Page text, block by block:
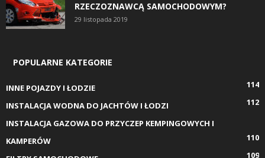
RZECZOZNAWCĄ SAMOCHODOWYM?
29 listopada 2019
POPULARNE KATEGORIE
INNE POJAZDY I ŁODZIE
114
INSTALACJA WODNA DO JACHTÓW I ŁODZI
112
INSTALACJA GAZOWA DO PRZYCZEP KEMPINGOWYCH I
KAMPERÓW
110
109